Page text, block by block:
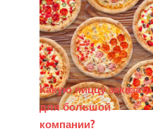
Какую пиццу заказать
для большой
компании?